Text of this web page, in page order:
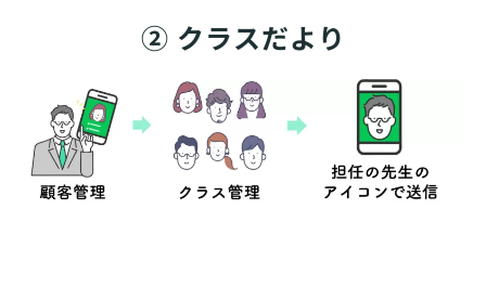
② クラスだより